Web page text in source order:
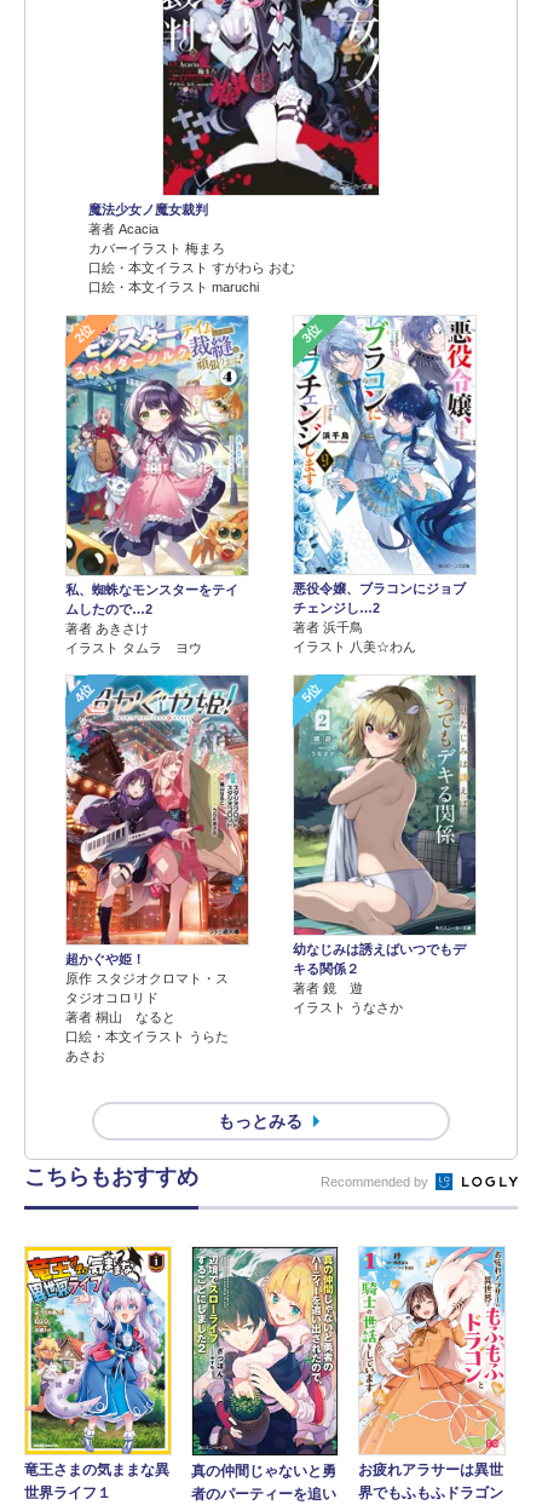
魔法少女ノ魔女裁判
著者 Acacia
カバーイラスト 梅まろ
口絵・本文イラスト すがわら おむ
口絵・本文イラスト maruchi
2位
私、蜘蛛なモンスターをテイ
ムしたので…2
著者 あきさけ
イラスト タムラ ヨウ
3位
悪役令嬢、ブラコンにジョブ
チェンジし…2
著者 浜千鳥
イラスト 八美☆わん
4位
超かぐや姫！
原作 スタジオクロマト・ス
タジオコロリド
著者 桐山 なると
口絵・本文イラスト うらた
あさお
5位
幼なじみは誘えばいつでもデ
キる関係２
著者 鏡 遊
イラスト うなさか
もっとみる
こちらもおすすめ Recommended by
竜王さまの気ままな異
世界ライフ１
真の仲間じゃないと勇
者のパーティーを追い
お疲れアラサーは異世
界でもふもふドラゴン